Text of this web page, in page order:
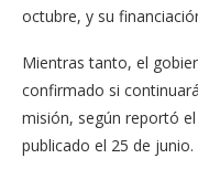
octubre, y su
Mientras tanto, el
confirmado si
misión, según reportó
publicado el 25 de junio.